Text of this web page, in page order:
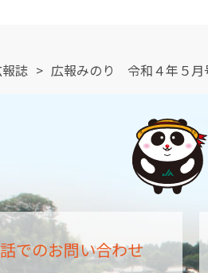
誌 > 広報みのり 令和４年５
でのお問い合わせ